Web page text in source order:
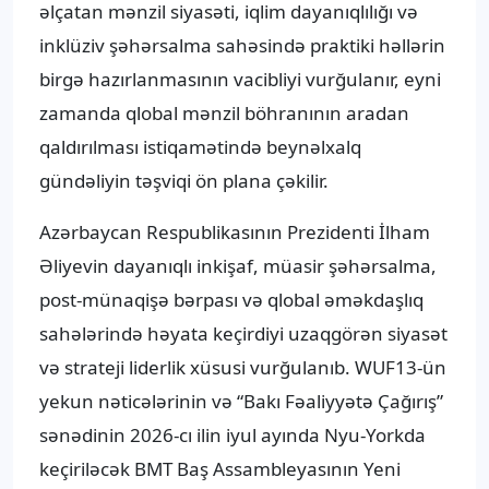
əlçatan mənzil siyasəti, iqlim dayanıqlılığı və
inklüziv şəhərsalma sahəsində praktiki həllərin
birgə hazırlanmasının vacibliyi vurğulanır, eyni
zamanda qlobal mənzil böhranının aradan
qaldırılması istiqamətində beynəlxalq
gündəliyin təşviqi ön plana çəkilir.
Azərbaycan Respublikasının Prezidenti İlham
Əliyevin dayanıqlı inkişaf, müasir şəhərsalma,
post-münaqişə bərpası və qlobal əməkdaşlıq
sahələrində həyata keçirdiyi uzaqgörən siyasət
və strateji liderlik xüsusi vurğulanıb. WUF13-ün
yekun nəticələrinin və “Bakı Fəaliyyətə Çağırış”
sənədinin 2026-cı ilin iyul ayında Nyu-Yorkda
keçiriləcək BMT Baş Assambleyasının Yeni